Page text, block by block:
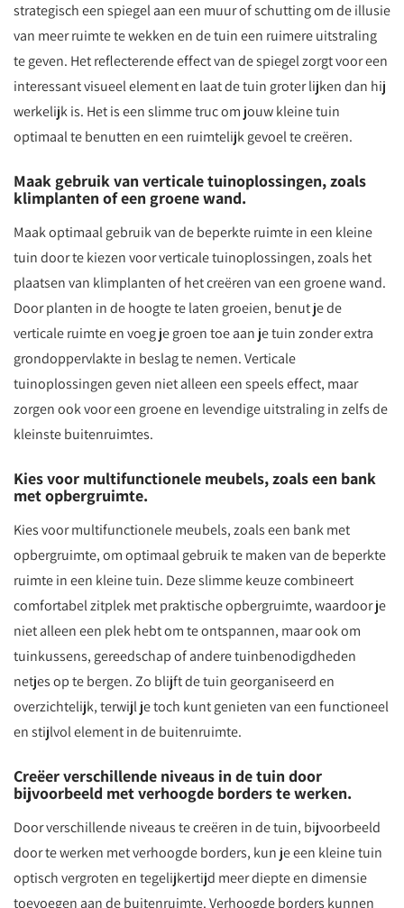
strategisch een spiegel aan een muur of schutting om de illusie
van meer ruimte te wekken en de tuin een ruimere uitstraling
te geven. Het reflecterende effect van de spiegel zorgt voor een
interessant visueel element en laat de tuin groter lijken dan hij
werkelijk is. Het is een slimme truc om jouw kleine tuin
optimaal te benutten en een ruimtelijk gevoel te creëren.
Maak gebruik van verticale tuinoplossingen, zoals
klimplanten of een groene wand.
Maak optimaal gebruik van de beperkte ruimte in een kleine
tuin door te kiezen voor verticale tuinoplossingen, zoals het
plaatsen van klimplanten of het creëren van een groene wand.
Door planten in de hoogte te laten groeien, benut je de
verticale ruimte en voeg je groen toe aan je tuin zonder extra
grondoppervlakte in beslag te nemen. Verticale
tuinoplossingen geven niet alleen een speels effect, maar
zorgen ook voor een groene en levendige uitstraling in zelfs de
kleinste buitenruimtes.
Kies voor multifunctionele meubels, zoals een bank
met opbergruimte.
Kies voor multifunctionele meubels, zoals een bank met
opbergruimte, om optimaal gebruik te maken van de beperkte
ruimte in een kleine tuin. Deze slimme keuze combineert
comfortabel zitplek met praktische opbergruimte, waardoor je
niet alleen een plek hebt om te ontspannen, maar ook om
tuinkussens, gereedschap of andere tuinbenodigdheden
netjes op te bergen. Zo blijft de tuin georganiseerd en
overzichtelijk, terwijl je toch kunt genieten van een functioneel
en stijlvol element in de buitenruimte.
Creëer verschillende niveaus in de tuin door
bijvoorbeeld met verhoogde borders te werken.
Door verschillende niveaus te creëren in de tuin, bijvoorbeeld
door te werken met verhoogde borders, kun je een kleine tuin
optisch vergroten en tegelijkertijd meer diepte en dimensie
toevoegen aan de buitenruimte. Verhoogde borders kunnen